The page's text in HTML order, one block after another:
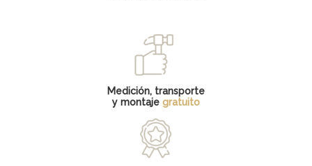
Medición, transporte
y montaje gratuito